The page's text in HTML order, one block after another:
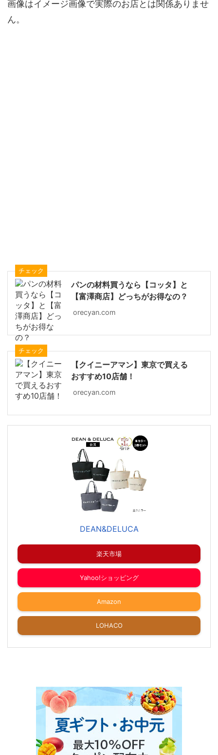
画像はイメージ画像で実際のお店とは関係ありませ
ん。
チェック
パンの材料買うなら【コッタ】と
【富澤商店】どっちがお得なの？
orecyan.com
チェック
【クイニーアマン】東京で買える
おすすめ10店舗！
orecyan.com
DEAN&DELUCA
楽天市場
Yahoo!ショッピング
Amazon
LOHACO